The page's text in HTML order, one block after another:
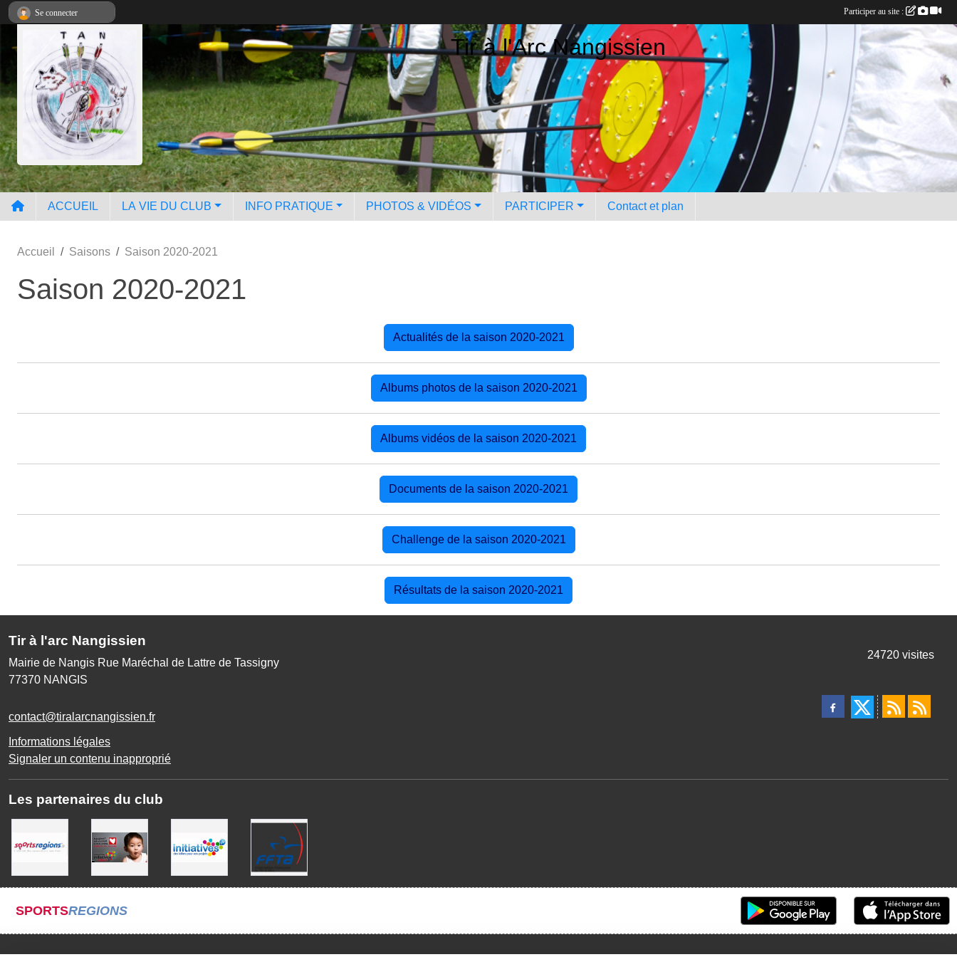
Tir à l'Arc Nangissien
ACCUEIL LA VIE DU CLUB INFO PRATIQUE PHOTOS & VIDÉOS PARTICIPER Contact et plan
Accueil Saisons Saison 2020-2021
Saison 2020-2021
Actualités de la saison 2020-2021
Albums photos de la saison 2020-2021
Albums vidéos de la saison 2020-2021
Documents de la saison 2020-2021
Challenge de la saison 2020-2021
Résultats de la saison 2020-2021
Tir à l'arc Nangissien
Mairie de Nangis Rue Maréchal de Lattre de Tassigny
77370 NANGIS
contact@tiralarcnangissien.fr
Informations légales
Signaler un contenu inapproprié
24720 visites
Les partenaires du club
SPORTSREGIONS
Se connecter Participer au site :
Panneau de gestion des cookies